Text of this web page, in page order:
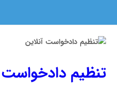
تنظیم دادخواست